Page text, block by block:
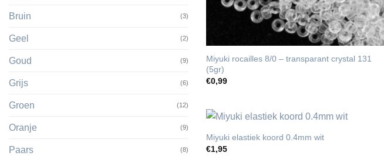
Bruin (3)
Geel (2)
Goud (9)
Grijs (6)
Groen (12)
Oranje (9)
Paars (8)
Miyuki rocailles 8/0 – transparant crystal 131
(5gr)
€0,99
Miyuki elastiek koord 0.4mm wit
€1,95